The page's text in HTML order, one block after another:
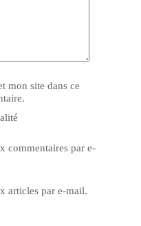
mon site dans ce
commentaires par e-
articles par e-mail.